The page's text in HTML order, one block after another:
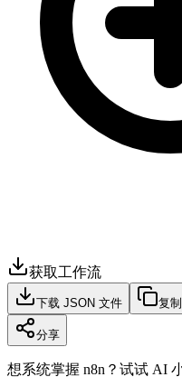
获取工作流
下载 JSON 文件 复
分享
想系统掌握 n8n？试试 AI